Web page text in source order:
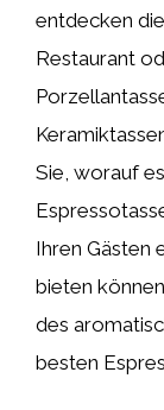
entdecken
Restaurant
Sie, worauf
Ihren Gästen
bieten
des
besten